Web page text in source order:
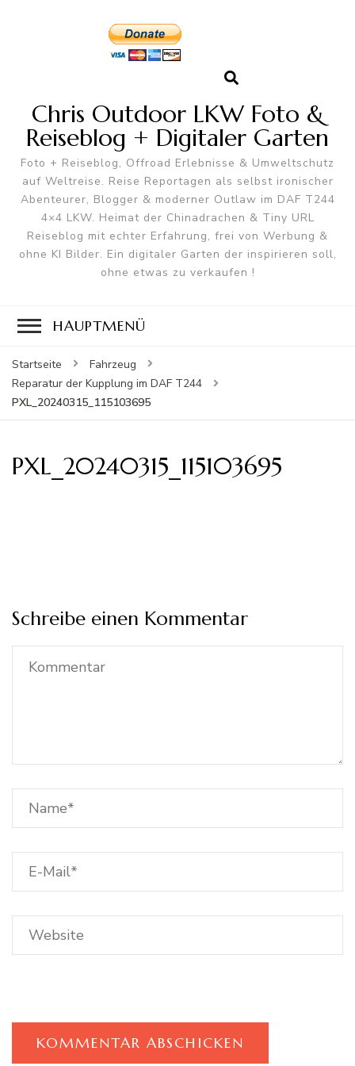
Chris Outdoor LKW Foto &
Reiseblog + Digitaler Garten
Foto + Reiseblog, Offroad Erlebnisse & Umweltschutz
auf Weltreise. Reise Reportagen als selbst ironischer
Abenteurer, Blogger & moderner Outlaw im DAF T244
4×4 LKW. Heimat der Chinadrachen & Tiny URL
Reiseblog mit echter Erfahrung, frei von Werbung &
ohne KI Bilder. Ein digitaler Garten der inspirieren soll,
ohne etwas zu verkaufen !
HAUPTMENÜ
Startseite
Fahrzeug
Reparatur der Kupplung im DAF T244
PXL_20240315_115103695
PXL_20240315_115103695
Schreibe einen Kommentar